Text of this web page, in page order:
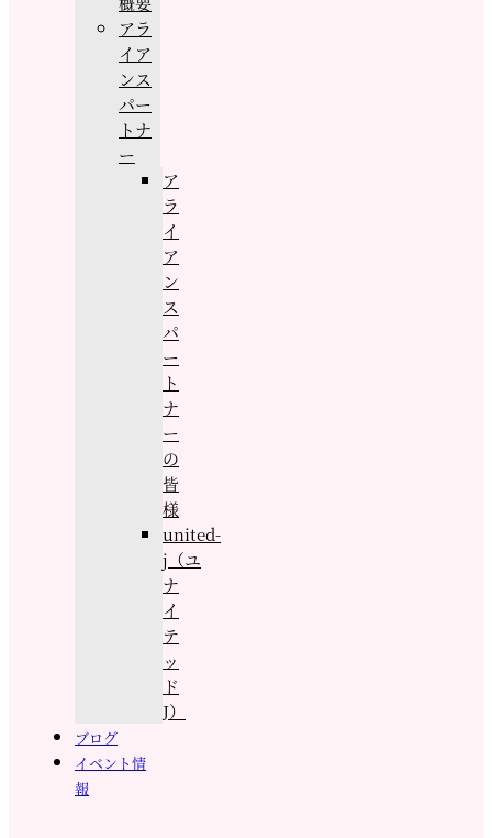
アラ
イア
ンス
パー
トナ
ー
ア
ラ
イ
ア
ン
ス
パ
ー
ト
ナ
ー
の
皆
様
united-
j（ユ
ナ
イ
テ
ッ
ド
J）
ブログ
イベント情
報